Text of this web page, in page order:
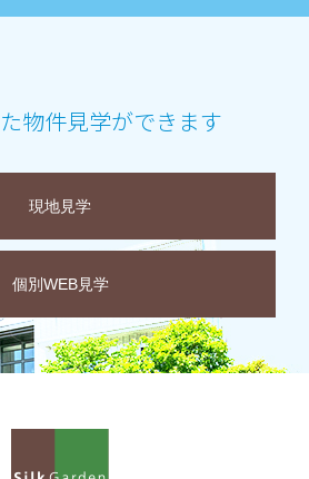
物件見学ができます
現地見学
個別WEB見学